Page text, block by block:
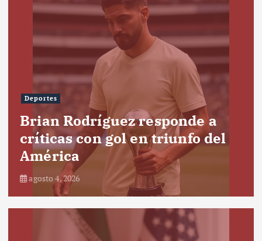
Deportes
Brian Rodríguez responde a
críticas con gol en triunfo del
América
agosto 4, 2026